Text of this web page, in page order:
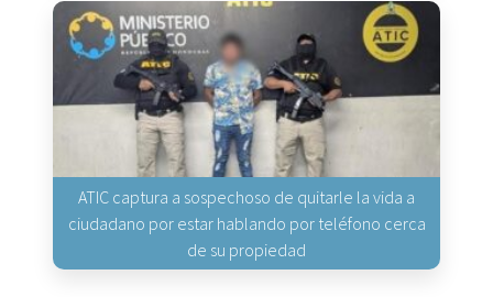
ATIC captura a sospechoso de quitarle la vida a
ciudadano por estar hablando por teléfono cerca
de su propiedad